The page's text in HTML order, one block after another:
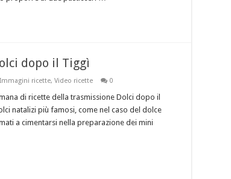
dopo il Tiggì
Immagini ricette, Video ricette 0
di ricette della trasmissione Dolci dopo il
natalizi più famosi, come nel caso del dolce
a cimentarsi nella preparazione dei mini